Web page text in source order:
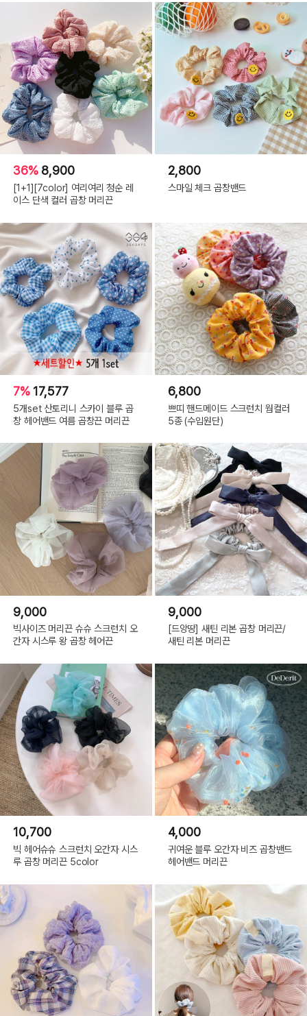
36% 8,900
[1+1][7color] 여리여리 청순 레
이스 단색 컬러 곱창 머리끈
2,800
스마일 체크 곱창밴드
7% 17,577
5개set 산토리니 스카이 블루 곱
창 헤어밴드 여름 곱창끈 머리끈
6,800
쁘띠 핸드메이드 스크런치 웜컬러
5종 (수입원단)
9,000
빅사이즈 머리끈 슈슈 스크런치 오
간자 시스루 왕 곱창 헤어끈
9,000
[드앙땅] 새틴 리본 곱창 머리끈/
새틴 리본 머리끈
10,700
빅 헤어슈슈 스크런치 오간자 시스
루 곱창 머리끈 5color
4,000
귀여운 블루 오간자 비즈 곱창밴드
헤어밴드 머리끈